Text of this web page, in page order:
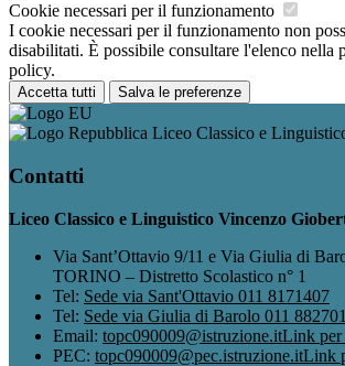
Cookie necessari per il funzionamento
I cookie necessari per il funzionamento non
disabilitati. È possibile consultare l'elenco nella
policy.
Accetta tutti Salva le preferenze
Liceo Classico e
Contatti
Liceo Classico e Linguistico Vincenzo
Via Sant’Ottavio 9/11 e Via Giulia di
TORINO – Distretto Scolastico n° 1
Tel: Sede via Sant'Ottavio 011 8171407
Tel: Sede via Giulia di Barolo 011 882701
Email: topc090009@istruzione.itLink per
PEC: topc090009@pec.istruzione.itLink